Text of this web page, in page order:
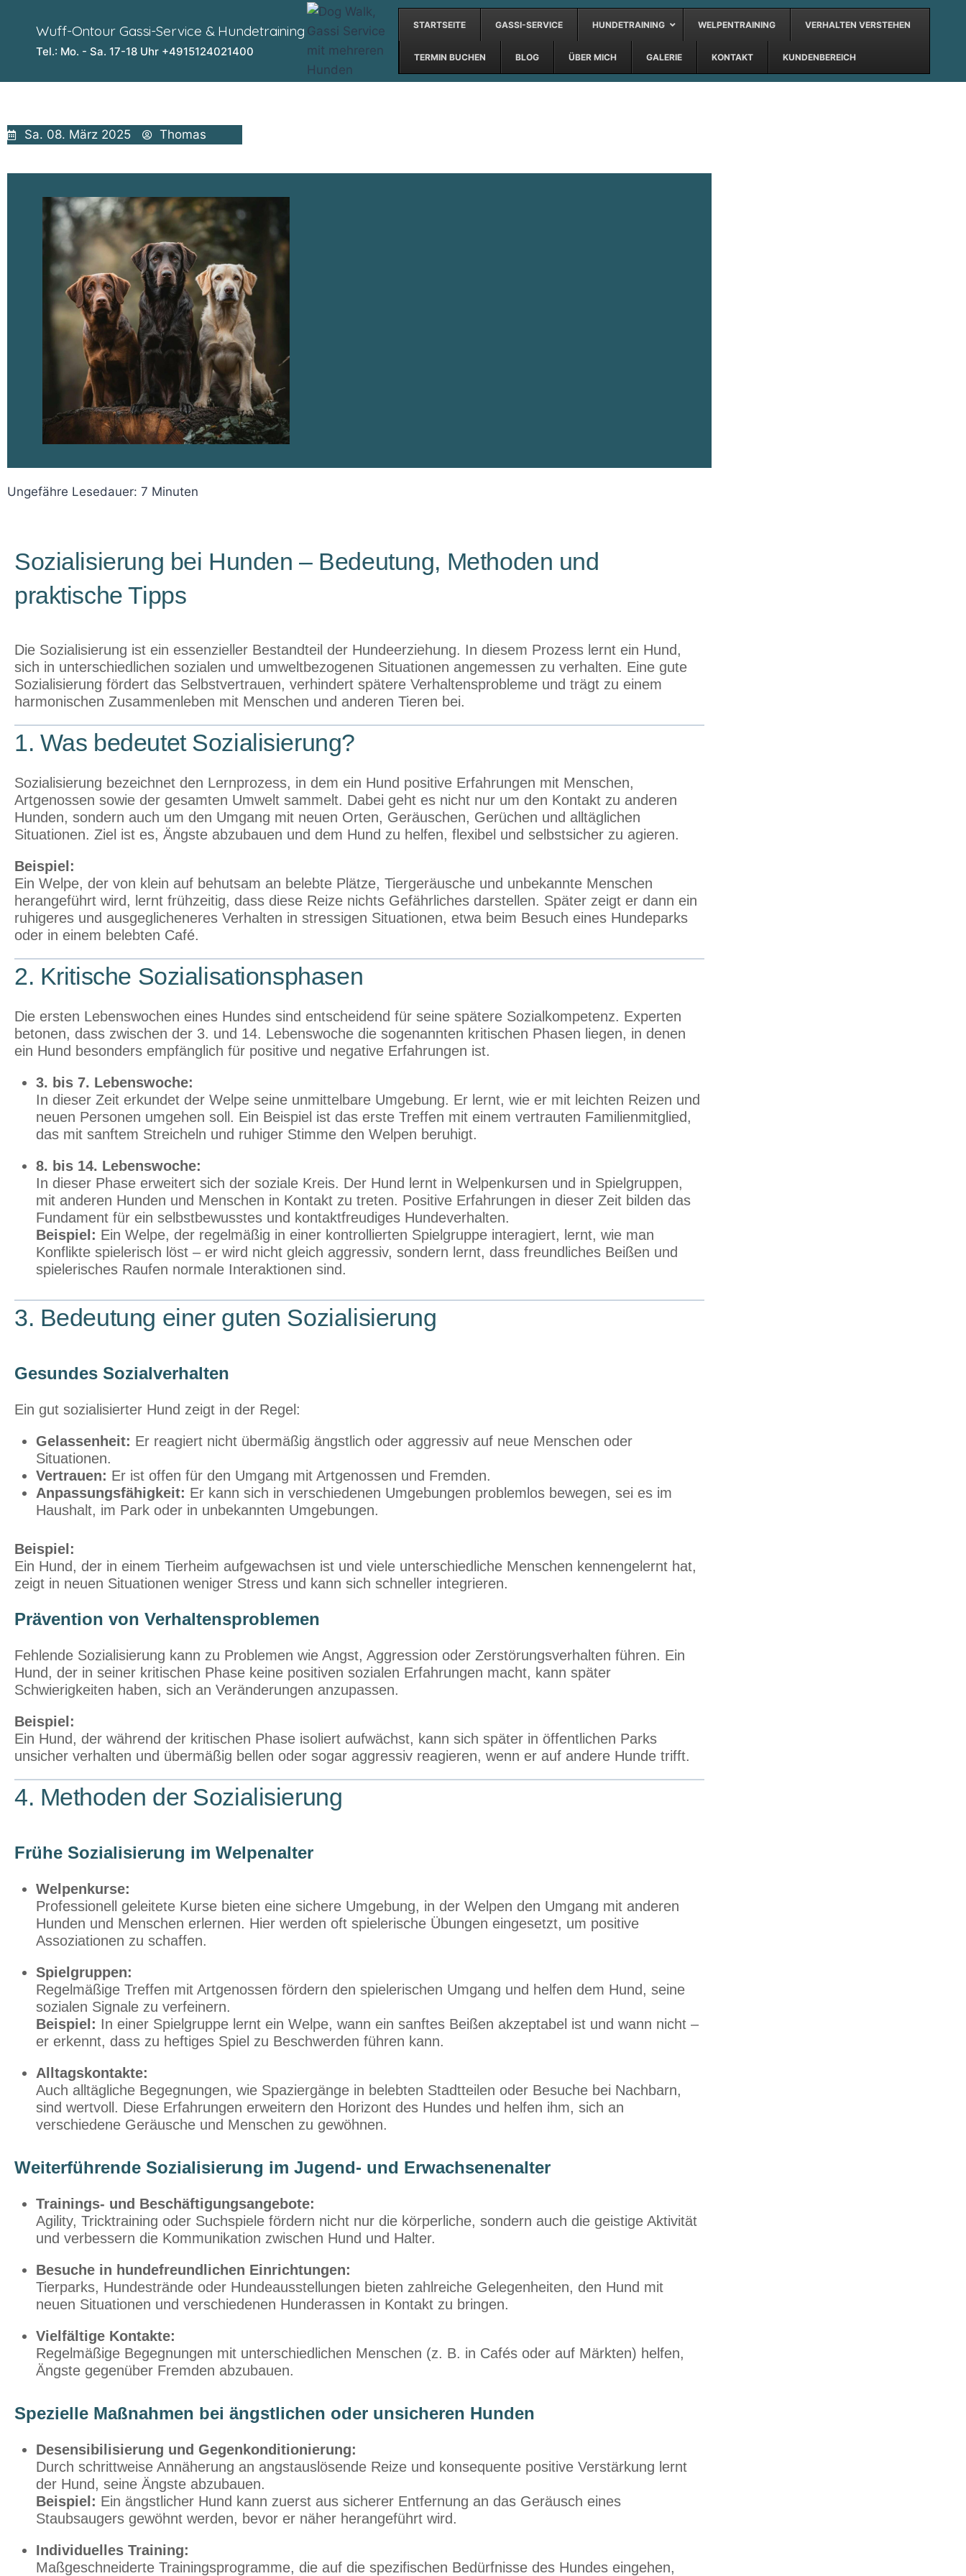
Wuff-Ontour Gassi-Service & Hundetraining
Tel.: Mo. - Sa. 17-18 Uhr +4915124021400
STARTSEITE GASSI-SERVICE HUNDETRAINING WELPENTRAINING VERHALTEN VERSTEHEN
TERMIN BUCHEN BLOG ÜBER MICH GALERIE KONTAKT KUNDENBEREICH
Sa. 08. März 2025 Thomas
Ungefähre Lesedauer: 7 Minuten
Sozialisierung bei Hunden – Bedeutung, Methoden und
praktische Tipps
Die Sozialisierung ist ein essenzieller Bestandteil der Hundeerziehung. In diesem Prozess lernt ein Hund,
sich in unterschiedlichen sozialen und umweltbezogenen Situationen angemessen zu verhalten. Eine gute
Sozialisierung fördert das Selbstvertrauen, verhindert spätere Verhaltensprobleme und trägt zu einem
harmonischen Zusammenleben mit Menschen und anderen Tieren bei.
1. Was bedeutet Sozialisierung?
Sozialisierung bezeichnet den Lernprozess, in dem ein Hund positive Erfahrungen mit Menschen,
Artgenossen sowie der gesamten Umwelt sammelt. Dabei geht es nicht nur um den Kontakt zu anderen
Hunden, sondern auch um den Umgang mit neuen Orten, Geräuschen, Gerüchen und alltäglichen
Situationen. Ziel ist es, Ängste abzubauen und dem Hund zu helfen, flexibel und selbstsicher zu agieren.
Beispiel:
Ein Welpe, der von klein auf behutsam an belebte Plätze, Tiergeräusche und unbekannte Menschen
herangeführt wird, lernt frühzeitig, dass diese Reize nichts Gefährliches darstellen. Später zeigt er dann ein
ruhigeres und ausgeglicheneres Verhalten in stressigen Situationen, etwa beim Besuch eines Hundeparks
oder in einem belebten Café.
2. Kritische Sozialisationsphasen
Die ersten Lebenswochen eines Hundes sind entscheidend für seine spätere Sozialkompetenz. Experten
betonen, dass zwischen der 3. und 14. Lebenswoche die sogenannten kritischen Phasen liegen, in denen
ein Hund besonders empfänglich für positive und negative Erfahrungen ist.
3. bis 7. Lebenswoche:
In dieser Zeit erkundet der Welpe seine unmittelbare Umgebung. Er lernt, wie er mit leichten Reizen und
neuen Personen umgehen soll. Ein Beispiel ist das erste Treffen mit einem vertrauten Familienmitglied,
das mit sanftem Streicheln und ruhiger Stimme den Welpen beruhigt.
8. bis 14. Lebenswoche:
In dieser Phase erweitert sich der soziale Kreis. Der Hund lernt in Welpenkursen und in Spielgruppen,
mit anderen Hunden und Menschen in Kontakt zu treten. Positive Erfahrungen in dieser Zeit bilden das
Fundament für ein selbstbewusstes und kontaktfreudiges Hundeverhalten.
Beispiel: Ein Welpe, der regelmäßig in einer kontrollierten Spielgruppe interagiert, lernt, wie man
Konflikte spielerisch löst – er wird nicht gleich aggressiv, sondern lernt, dass freundliches Beißen und
spielerisches Raufen normale Interaktionen sind.
3. Bedeutung einer guten Sozialisierung
Gesundes Sozialverhalten
Ein gut sozialisierter Hund zeigt in der Regel:
Gelassenheit: Er reagiert nicht übermäßig ängstlich oder aggressiv auf neue Menschen oder
Situationen.
Vertrauen: Er ist offen für den Umgang mit Artgenossen und Fremden.
Anpassungsfähigkeit: Er kann sich in verschiedenen Umgebungen problemlos bewegen, sei es im
Haushalt, im Park oder in unbekannten Umgebungen.
Beispiel:
Ein Hund, der in einem Tierheim aufgewachsen ist und viele unterschiedliche Menschen kennengelernt hat,
zeigt in neuen Situationen weniger Stress und kann sich schneller integrieren.
Prävention von Verhaltensproblemen
Fehlende Sozialisierung kann zu Problemen wie Angst, Aggression oder Zerstörungsverhalten führen. Ein
Hund, der in seiner kritischen Phase keine positiven sozialen Erfahrungen macht, kann später
Schwierigkeiten haben, sich an Veränderungen anzupassen.
Beispiel:
Ein Hund, der während der kritischen Phase isoliert aufwächst, kann sich später in öffentlichen Parks
unsicher verhalten und übermäßig bellen oder sogar aggressiv reagieren, wenn er auf andere Hunde trifft.
4. Methoden der Sozialisierung
Frühe Sozialisierung im Welpenalter
Welpenkurse:
Professionell geleitete Kurse bieten eine sichere Umgebung, in der Welpen den Umgang mit anderen
Hunden und Menschen erlernen. Hier werden oft spielerische Übungen eingesetzt, um positive
Assoziationen zu schaffen.
Spielgruppen:
Regelmäßige Treffen mit Artgenossen fördern den spielerischen Umgang und helfen dem Hund, seine
sozialen Signale zu verfeinern.
Beispiel: In einer Spielgruppe lernt ein Welpe, wann ein sanftes Beißen akzeptabel ist und wann nicht –
er erkennt, dass zu heftiges Spiel zu Beschwerden führen kann.
Alltagskontakte:
Auch alltägliche Begegnungen, wie Spaziergänge in belebten Stadtteilen oder Besuche bei Nachbarn,
sind wertvoll. Diese Erfahrungen erweitern den Horizont des Hundes und helfen ihm, sich an
verschiedene Geräusche und Menschen zu gewöhnen.
Weiterführende Sozialisierung im Jugend- und Erwachsenenalter
Trainings- und Beschäftigungsangebote:
Agility, Tricktraining oder Suchspiele fördern nicht nur die körperliche, sondern auch die geistige Aktivität
und verbessern die Kommunikation zwischen Hund und Halter.
Besuche in hundefreundlichen Einrichtungen:
Tierparks, Hundestrände oder Hundeausstellungen bieten zahlreiche Gelegenheiten, den Hund mit
neuen Situationen und verschiedenen Hunderassen in Kontakt zu bringen.
Vielfältige Kontakte:
Regelmäßige Begegnungen mit unterschiedlichen Menschen (z. B. in Cafés oder auf Märkten) helfen,
Ängste gegenüber Fremden abzubauen.
Spezielle Maßnahmen bei ängstlichen oder unsicheren Hunden
Desensibilisierung und Gegenkonditionierung:
Durch schrittweise Annäherung an angstauslösende Reize und konsequente positive Verstärkung lernt
der Hund, seine Ängste abzubauen.
Beispiel: Ein ängstlicher Hund kann zuerst aus sicherer Entfernung an das Geräusch eines
Staubsaugers gewöhnt werden, bevor er näher herangeführt wird.
Individuelles Training:
Maßgeschneiderte Trainingsprogramme, die auf die spezifischen Bedürfnisse des Hundes eingehen,